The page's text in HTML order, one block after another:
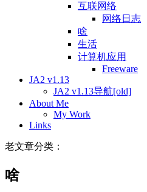
互联网络
网络日志
啥
生活
计算机应用
Freeware
JA2 v1.13
JA2 v1.13导航[old]
About Me
My Work
Links
老文章分类：
啥